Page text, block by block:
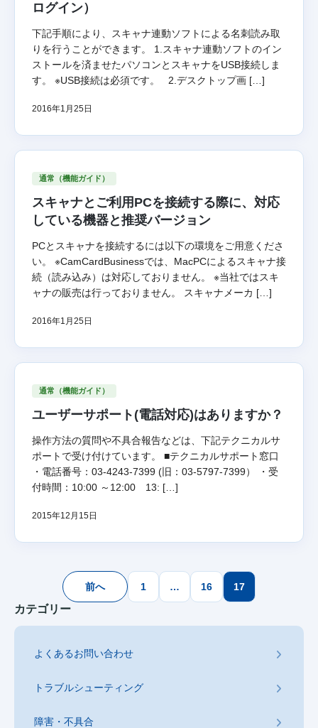
カテゴリー
よくあるお問い合わせ
トラブルシューティング
障害・不具合
ログイン）
下記手順により、スキャナ連動ソフトによる名刺読み取
りを行うことができます。 1.スキャナ連動ソフトのイン
ストールを済ませたパソコンとスキャナをUSB接続しま
す。 ※USB接続は必須です。 2.デスクトップ画 […]
2016年1月25日
通常（機能ガイド）
スキャナとご利用PCを接続する際に、対応
している機器と推奨バージョン
PCとスキャナを接続するには以下の環境をご用意くださ
い。 ※CamCardBusinessでは、MacPCによるスキャナ接
続（読み込み）は対応しておりません。 ※当社ではスキ
ャナの販売は行っておりません。 スキャナメーカ […]
2016年1月25日
通常（機能ガイド）
ユーザーサポート(電話対応)はありますか？
操作方法の質問や不具合報告などは、下記テクニカルサ
ポートで受け付けています。 ■テクニカルサポート窓口
・電話番号：03-4243-7399 (旧：03‐5797‐7399） ・受
付時間：10:00 ～12:00 13: […]
2015年12月15日
前へ 1 … 16 17